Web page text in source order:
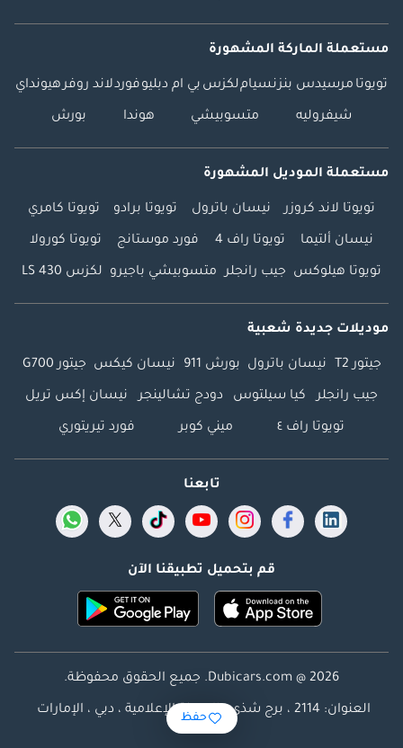
حفظ
مستعملة الماركة المشهورة
تويوتا مرسيدس بنزنسياملكزس بي ام دبليوفوردلاند روفرهيونداي
شيفروليه متسوبيشي هوندا بورش
مستعملة الموديل المشهورة
تويوتا لاند كروزر نيسان باترول تويوتا برادو تويوتا كامري
نيسان ألتيما تويوتا راف 4 فورد موستانج تويوتا كورولا
تويوتا هيلوكس جيب رانجلر متسوبيشي باجيرو لكزس LS 430
موديلات جديدة شعبية
جيتور T2 نيسان باترول بورش 911 نيسان كيكس جيتور G700
جيب رانجلر كيا سيلتوس دودج تشالينجر نيسان إكس تريل
تويوتا راف ٤ ميني كوبر فورد تيريتوري
تابعنا
قم بتحميل تطبيقنا الآن
Dubicars.com @ 2026. جميع الحقوق محفوظة.
العنوان: 2114 ، برج شذى ، المدينة الإعلامية ، دبي ، الإمارات